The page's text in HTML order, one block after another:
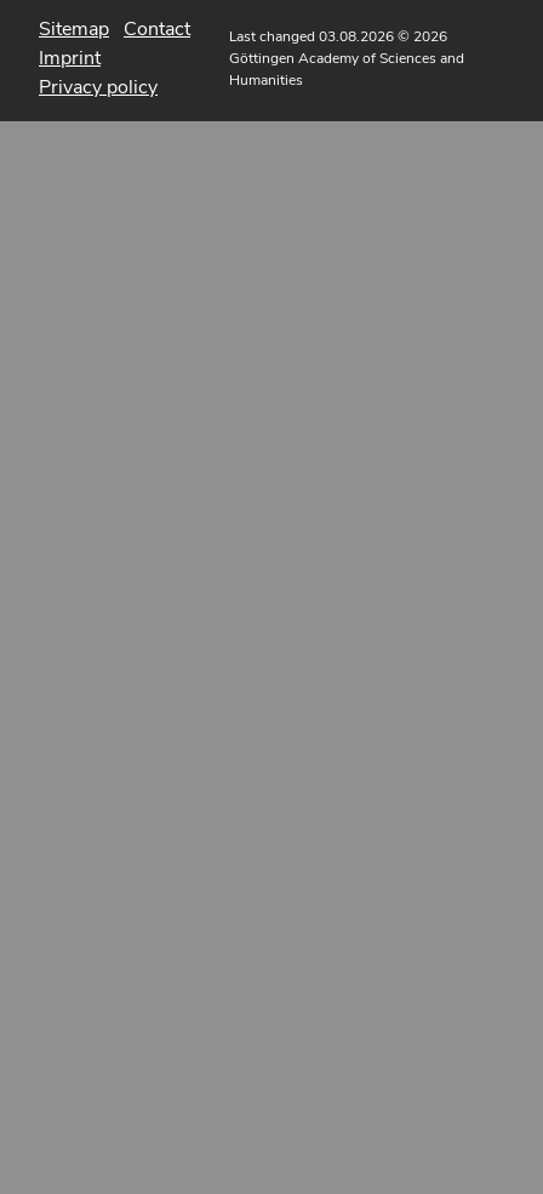
Sitemap Contact
Imprint
Privacy policy
Last changed 03.08.2026© 2026
Göttingen Academy of Sciences and
Humanities